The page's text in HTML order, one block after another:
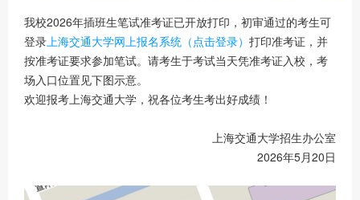
我校2026年插班生笔试准考证已开放打印，初审通过的考生可
登录 上海交通大学网上报名系统（点击登录） 打印准考证，并
按准考证要求参加笔试。请考生于考试当天凭准考证入校，考
场入口位置见下图示意。
欢迎报考上海交通大学，祝各位考生考出好成绩！
上海交通大学招生办公室
2026年5月20日